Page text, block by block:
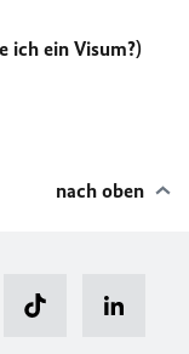
ich ein Visum?)
nach oben